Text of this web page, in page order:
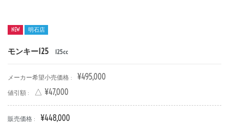
NEW 明石店
モンキー125 125cc
メーカー希望小売価格 : ¥495,000
値引額 : △ ¥47,000
販売価格 : ¥448,000
タイプ